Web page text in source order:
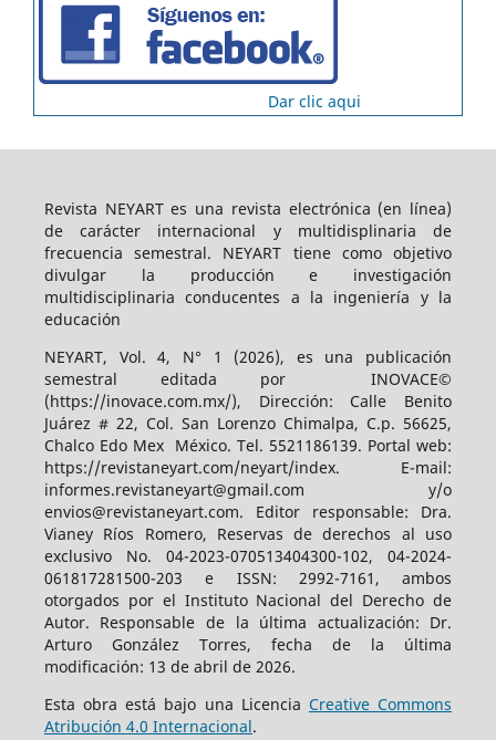
Dar clic aqui
Revista NEYART es una revista electrónica (en línea)
de carácter internacional y multidisplinaria de
frecuencia semestral. NEYART tiene como objetivo
divulgar la producción e investigación
multidisciplinaria conducentes a la ingeniería y la
educación
NEYART, Vol. 4, N° 1 (2026), es una publicación
semestral editada por INOVACE©
(https://inovace.com.mx/), Dirección: Calle Benito
Juárez # 22, Col. San Lorenzo Chimalpa, C.p. 56625,
Chalco Edo Mex México. Tel. 5521186139. Portal web:
https://revistaneyart.com/neyart/index. E-mail:
informes.revistaneyart@gmail.com y/o
envios@revistaneyart.com. Editor responsable: Dra.
Vianey Ríos Romero, Reservas de derechos al uso
exclusivo No. 04-2023-070513404300-102, 04-2024-
061817281500-203 e ISSN: 2992-7161, ambos
otorgados por el Instituto Nacional del Derecho de
Autor. Responsable de la última actualización: Dr.
Arturo González Torres, fecha de la última
modificación: 13 de abril de 2026.
Esta obra está bajo una Licencia Creative Commons
Atribución 4.0 Internacional.